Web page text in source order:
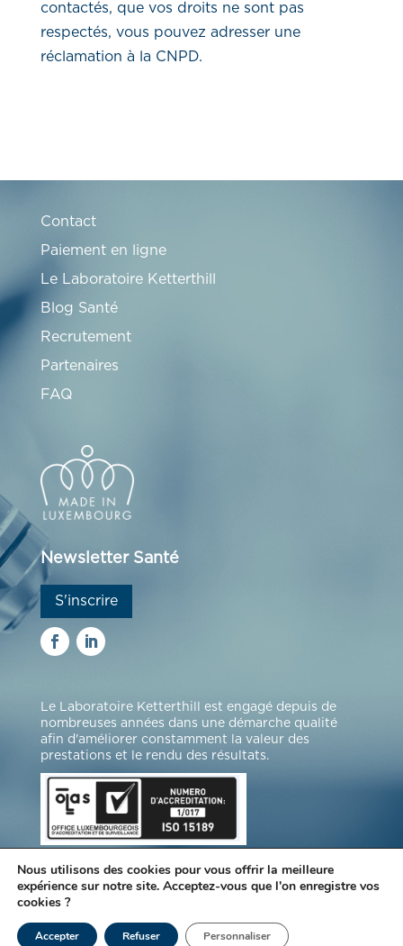
contactés, que vos droits ne sont pas
respectés, vous pouvez adresser une
réclamation à la CNPD.
Contact
Paiement en ligne
Le Laboratoire Ketterthill
Blog Santé
Recrutement
Partenaires
FAQ
Newsletter Santé
S'inscrire
Le Laboratoire Ketterthill est engagé depuis de
nombreuses années dans une démarche qualité
afin d'améliorer constamment la valeur des
prestations et le rendu des résultats.
Protection des données|Gestion des cookies
Nous utilisons des cookies pour vous offrir la meilleure
expérience sur notre site. Acceptez-vous que l'on enregistre vos
cookies ?
Accepter Refuser Personnaliser